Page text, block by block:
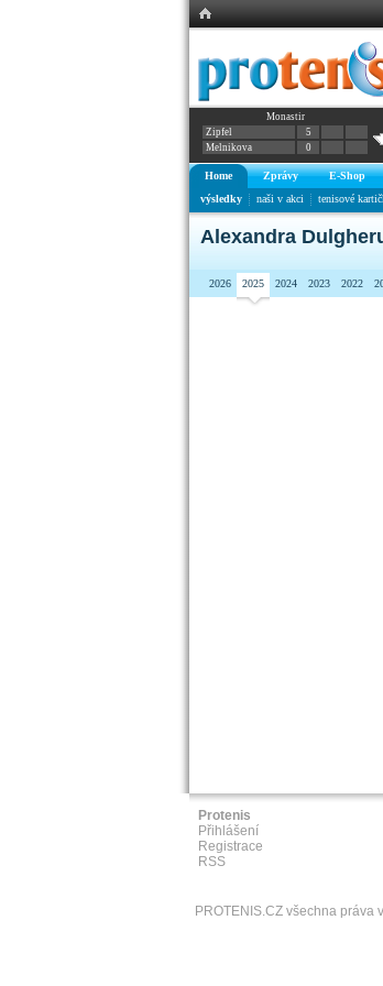
Monastir
Zipfel
5
Melnikova
0
Home Zprávy E-Shop
výsledky
naši v akci tenisové
Alexandra
2026 2025 2024 2023 2022
Protenis
Přihlášení
Registrace
RSS
PROTENIS.CZ všechna práva